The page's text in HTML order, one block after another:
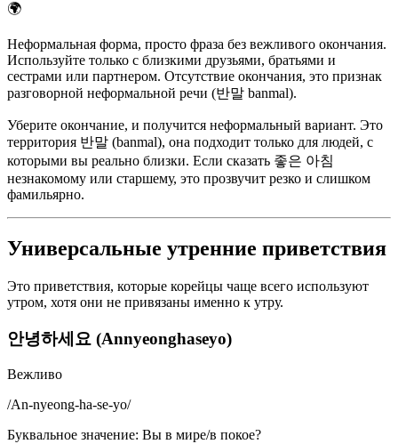
🌍
Неформальная форма, просто фраза без вежливого окончания.
Используйте только с близкими друзьями, братьями и
сестрами или партнером. Отсутствие окончания, это признак
разговорной неформальной речи (반말 banmal).
Уберите окончание, и получится неформальный вариант. Это
территория 반말 (banmal), она подходит только для людей, с
которыми вы реально близки. Если сказать 좋은 아침
незнакомому или старшему, это прозвучит резко и слишком
фамильярно.
Универсальные утренние приветствия
Это приветствия, которые корейцы чаще всего используют
утром, хотя они не привязаны именно к утру.
안녕하세요 (Annyeonghaseyo)
Вежливо
/An-nyeong-ha-se-yo/
Буквальное значение: Вы в мире/в покое?